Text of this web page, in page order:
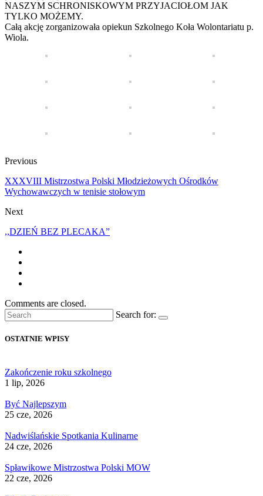
NASZYM SCHRONISKOWYM PRZYJACIOŁOM JAK
TYLKO MOŻEMY.
Całą akcję zorganizowała opiekun Szkolnego Koła Wolontariatu p.
Wiola.
Previous
XXXVIII Mistrzostwa Polski Młodzieżowych Ośrodków
Wychowawczych w tenisie stołowym
Next
,,DZIEŃ BEZ PLECAKA”
Comments are closed.
Search for:
OSTATNIE WPISY
Zakończenie roku szkolnego
1 lip, 2026
Być Najlepszym
25 cze, 2026
Nadwiślańskie Spotkania Kulinarne
24 cze, 2026
Spławikowe Mistrzostwa Polski MOW
22 cze, 2026